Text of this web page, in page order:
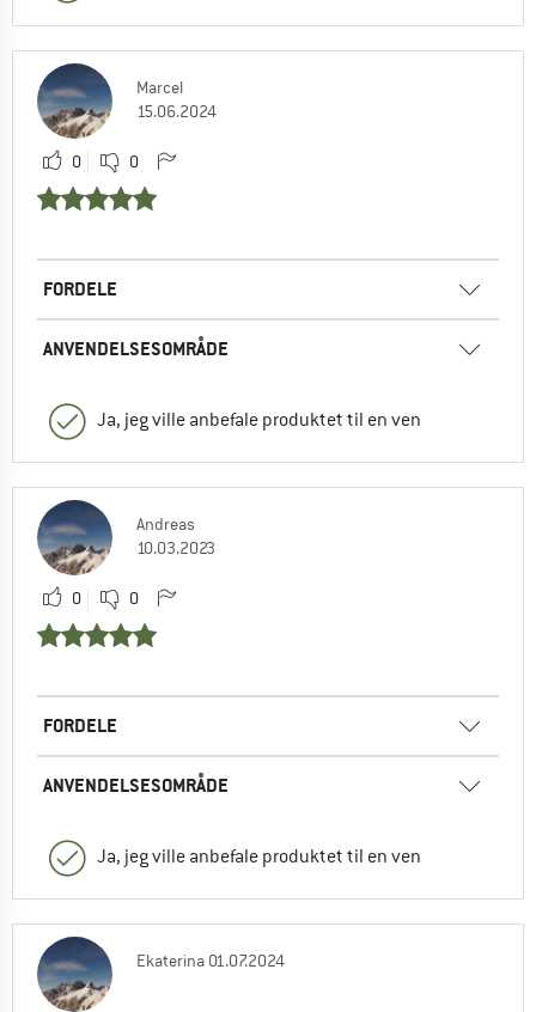
Marcel
15.06.2024
0 0
FORDELE
ANVENDELSESOMRÅDE
Ja, jeg ville anbefale produktet til en ven
Andreas
10.03.2023
0 0
FORDELE
ANVENDELSESOMRÅDE
Ja, jeg ville anbefale produktet til en ven
Ekaterina 01.07.2024